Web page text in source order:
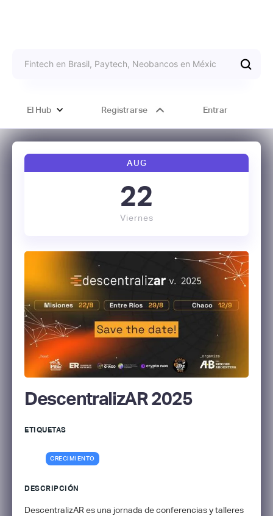
El Hub Registrarse Entrar
AUG
22
Viernes
DescentralizAR 2025
ETIQUETAS
CRECIMIENTO
DESCRIPCIÓN
DescentralizAR es una jornada de conferencias y talleres